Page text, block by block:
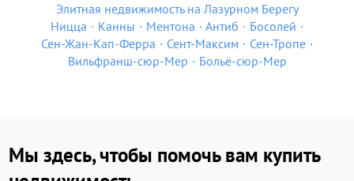
Элитная недвижимость на Лазурном Берегу
Ницца
Канны Ментона Антиб
Босолей
Сен-Жан-Кап-Ферра
Сент-Максим
Сен-Тропе
Вильфранш-сюр-Мер
Больё-сюр-Мер
Мы здесь, чтобы помочь вам купить